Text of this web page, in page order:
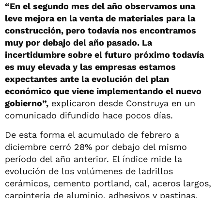
“En el segundo mes del año observamos una
leve mejora en la venta de materiales para la
construcción, pero todavía nos encontramos
muy por debajo del año pasado. La
incertidumbre sobre el futuro próximo todavía
es muy elevada y las empresas estamos
expectantes ante la evolución del plan
económico que viene implementando el nuevo
gobierno”, explicaron desde Construya en un
comunicado difundido hace pocos días.
De esta forma el acumulado de febrero a
diciembre cerró 28% por debajo del mismo
período del año anterior. El índice mide la
evolución de los volúmenes de ladrillos
cerámicos, cemento portland, cal, aceros largos,
carpintería de aluminio, adhesivos y pastinas,